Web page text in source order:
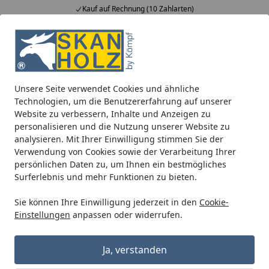
Unsere Seite verwendet Cookies und ähnliche
Technologien, um die Benutzererfahrung auf unserer
Website zu verbessern, Inhalte und Anzeigen zu
personalisieren und die Nutzung unserer Website zu
analysieren. Mit Ihrer Einwilligung stimmen Sie der
Verwendung von Cookies sowie der Verarbeitung Ihrer
persönlichen Daten zu, um Ihnen ein bestmögliches
Surferlebnis und mehr Funktionen zu bieten.
Sie können Ihre Einwilligung jederzeit in den Cookie-
Einstellungen anpassen oder widerrufen.
Ja, verstanden
Kauf auf Rechnung (10 Zahlarten)
Alle Produkte
Mein Konto
Suchen
Startseite
Kann der Versand der Bestellung beschleunigt werden?
Kann der Kundenservice den
Versand meiner Bestellung oder die
Sendung beschleunigen?
keine Möglichkeit, den Versand Ihrer Sendung zu
beschleunigen. Jedoch ist Ihre Bestellung
selbstverständlich in Bearbeitung.
Unsere Servicemitarbeiter sehen den gleichen